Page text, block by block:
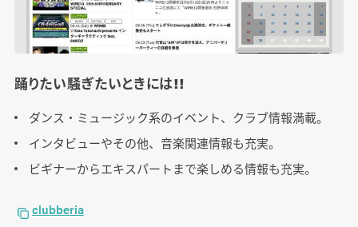
踊りたい騒ぎたいときには!!
ダンス・ミュージック系のイベント、クラブ情報満載。
インタビューやその他、音楽関連情報も充実。
ビギナーからエキスパートまで楽しめる情報も充実。
clubberia